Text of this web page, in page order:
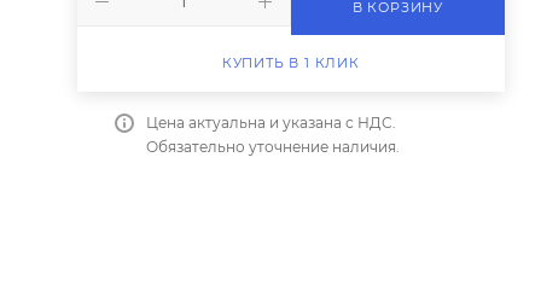
В КОРЗИНУ
КУПИТЬ В 1 КЛИК
Цена актуальна и указана с НДС.
Обязательно уточнение наличия.